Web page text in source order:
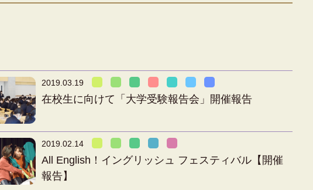
2019.03.19
在校生に向けて「大学受験報告会」開催報告
2019.02.14
All English！イングリッシュ フェスティバル【開催
報告】